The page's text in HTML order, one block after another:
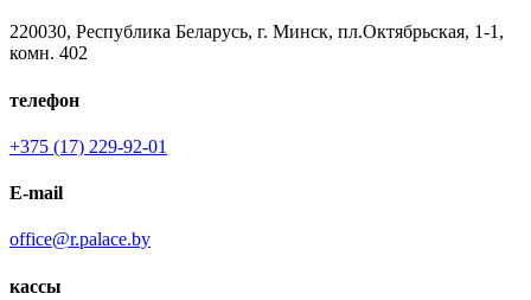
220030, Республика Беларусь, г. Минск, пл.Октябрьская, 1-1,
комн. 402
телефон
+375 (17) 229-92-01
E-mail
office@r.palace.by
кассы